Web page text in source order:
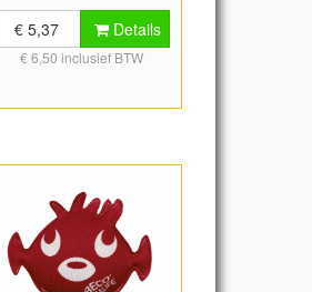
duikring zinkt naar de bodem.
Blijft plat op de bodem liggen.
Levering per stuk.
€ 5,37 Details
€ 6,50 inclusief BTW